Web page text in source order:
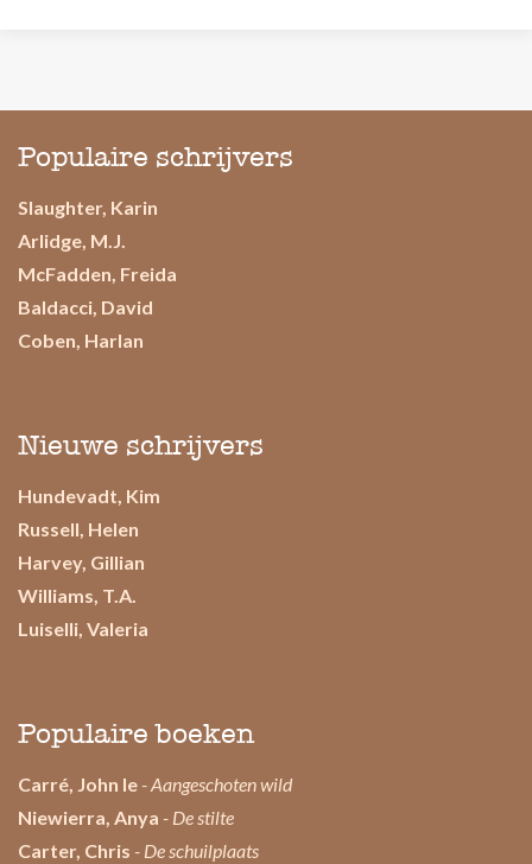
Populaire schrijvers
Slaughter, Karin
Arlidge, M.J.
McFadden, Freida
Baldacci, David
Coben, Harlan
Nieuwe schrijvers
Hundevadt, Kim
Russell, Helen
Harvey, Gillian
Williams, T.A.
Luiselli, Valeria
Populaire boeken
Carré, John le - Aangeschoten wild
Niewierra, Anya - De stilte
Carter, Chris - De schuilplaats